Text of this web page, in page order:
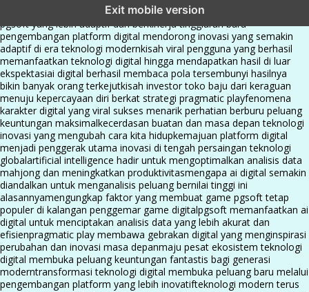
Exit mobile version
menghadirkan inovasi berkualitasai digital menjadi kunci analisis data
pgsoft yang lebih adaptif dan berkinerja tinggiarah baru
pengembangan platform digital mendorong inovasi yang semakin
adaptif di era teknologi modernkisah viral pengguna yang berhasil
memanfaatkan teknologi digital hingga mendapatkan hasil di luar
ekspektasiai digital berhasil membaca pola tersembunyi hasilnya
bikin banyak orang terkejutkisah investor toko baju dari keraguan
menuju kepercayaan diri berkat strategi pragmatic playfenomena
karakter digital yang viral sukses menarik perhatian berburu peluang
keuntungan maksimalkecerdasan buatan dan masa depan teknologi
inovasi yang mengubah cara kita hidupkemajuan platform digital
menjadi penggerak utama inovasi di tengah persaingan teknologi
globalartificial intelligence hadir untuk mengoptimalkan analisis data
mahjong dan meningkatkan produktivitasmengapa ai digital semakin
diandalkan untuk menganalisis peluang bernilai tinggi ini
alasannyamengungkap faktor yang membuat game pgsoft tetap
populer di kalangan penggemar game digitalpgsoft memanfaatkan ai
digital untuk menciptakan analisis data yang lebih akurat dan
efisienpragmatic play membawa gebrakan digital yang menginspirasi
perubahan dan inovasi masa depanmaju pesat ekosistem teknologi
digital membuka peluang keuntungan fantastis bagi generasi
moderntransformasi teknologi digital membuka peluang baru melalui
pengembangan platform yang lebih inovatifteknologi modern terus